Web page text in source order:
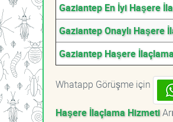
Gaziantep En İyi Haşere
Gaziantep Onaylı Haşere
Gaziantep Haşere
Whatapp Görüşme için
Haşere İlaçlama Hizmeti